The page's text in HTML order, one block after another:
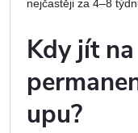
nejčastěji za 4–8
Kdy jít
upu?